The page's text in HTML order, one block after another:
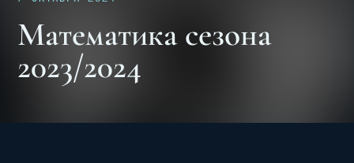
Математика сезона
2023/2024